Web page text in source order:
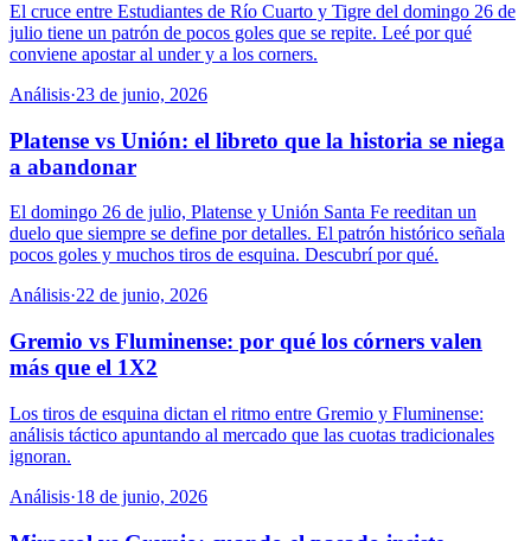
El cruce entre Estudiantes de Río Cuarto y Tigre del domingo 26 de
julio tiene un patrón de pocos goles que se repite. Leé por qué
conviene apostar al under y a los corners.
Análisis·23 de junio, 2026
Platense vs Unión: el libreto que la historia se niega
a abandonar
El domingo 26 de julio, Platense y Unión Santa Fe reeditan un
duelo que siempre se define por detalles. El patrón histórico señala
pocos goles y muchos tiros de esquina. Descubrí por qué.
Análisis·22 de junio, 2026
Gremio vs Fluminense: por qué los córners valen
más que el 1X2
Los tiros de esquina dictan el ritmo entre Gremio y Fluminense:
análisis táctico apuntando al mercado que las cuotas tradicionales
ignoran.
Análisis·18 de junio, 2026